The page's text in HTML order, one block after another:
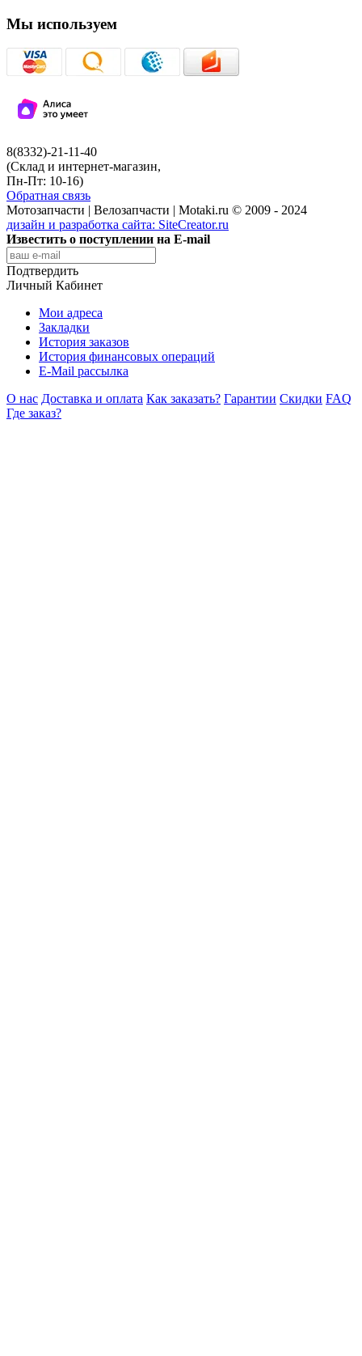
Мы используем
8(8332)-21-11-40
(Склад и интернет-магазин,
Пн-Пт: 10-16)
Обратная связь
Мотозапчасти | Велозапчасти | Motaki.ru © 2009 - 2024
дизайн и разработка сайта: SiteCreator.ru
Известить о поступлении на E-mail
Подтвердить
Личный Кабинет
Мои адреса
Закладки
История заказов
История финансовых операций
E-Mail рассылка
О нас Доставка и оплата Как заказать? Гарантии Скидки FAQ
Где заказ?